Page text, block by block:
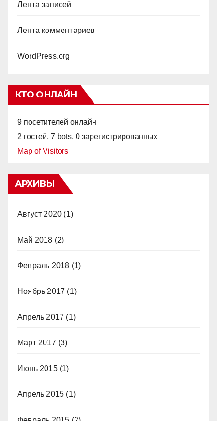
Лента записей
Лента комментариев
WordPress.org
КТО ОНЛАЙН
9 посетителей онлайн
2 гостей, 7 bots, 0 зарегистрированных
Map of Visitors
АРХИВЫ
Август 2020 (1)
Май 2018 (2)
Февраль 2018 (1)
Ноябрь 2017 (1)
Апрель 2017 (1)
Март 2017 (3)
Июнь 2015(1)
Апрель 2015 (1)